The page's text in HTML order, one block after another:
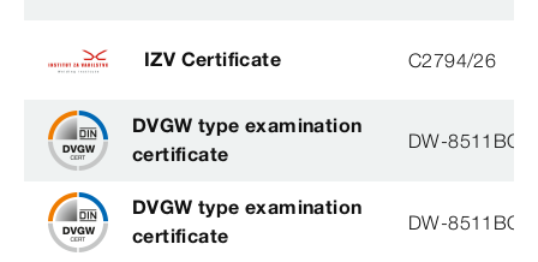
IZV Certificate C2794/26
DVGW type examination
certificate
DW-
DVGW type examination
certificate
DW-